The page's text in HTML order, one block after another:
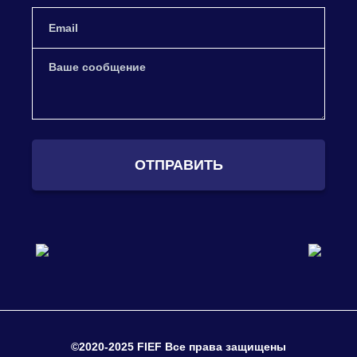
ОТПРАВИТЬ
©2020-2025 FIEF Все права защищены